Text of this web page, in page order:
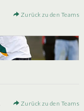
Zurück zu den Teams
Zurück zu den Teams